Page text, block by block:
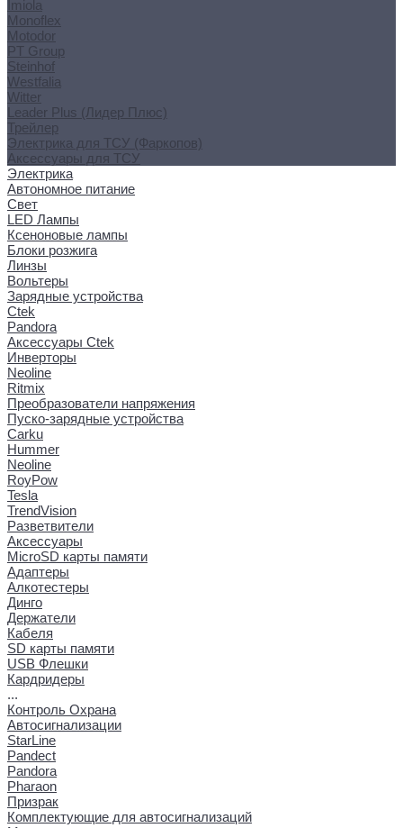
Imiola
Monoflex
Motodor
PT Group
Steinhof
Westfalia
Witter
Leader Plus (Лидер Плюс)
Трейлер
Электрика для ТСУ (Фаркопов)
Аксессуары для ТСУ
Электрика
Автономное питание
Свет
LED Лампы
Ксеноновые лампы
Блоки розжига
Линзы
Вольтеры
Зарядные устройства
Ctek
Pandora
Аксессуары Ctek
Инверторы
Neoline
Ritmix
Преобразователи напряжения
Пуско-зарядные устройства
Carku
Hummer
Neoline
RoyPow
Tesla
TrendVision
Разветвители
Аксессуары
MicroSD карты памяти
Адаптеры
Алкотестеры
Динго
Держатели
Кабеля
SD карты памяти
USB Флешки
Кардридеры
...
Контроль Охрана
Автосигнализации
StarLine
Pandect
Pandora
Pharaon
Призрак
Комплектующие для автосигнализаций